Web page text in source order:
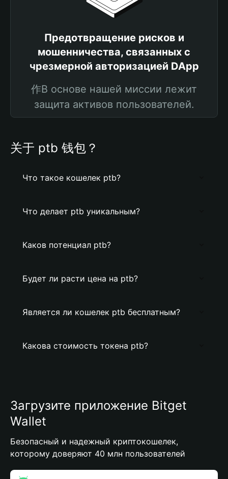
Предотвращение рисков и
мошенничества, связанных с
чрезмерной авторизацией DApp
作В основе нашей миссии лежит
защита активов пользователей.
关于 ptb 钱包？
Что такое кошелек ptb?
Что делает ptb уникальным?
Каков потенциал ptb?
Будет ли расти цена на ptb?
Является ли кошелек ptb бесплатным?
Какова стоимость токена ptb?
Загрузите приложение Bitget
Wallet
Безопасный и надежный криптокошелек,
которому доверяют 40 млн пользователей